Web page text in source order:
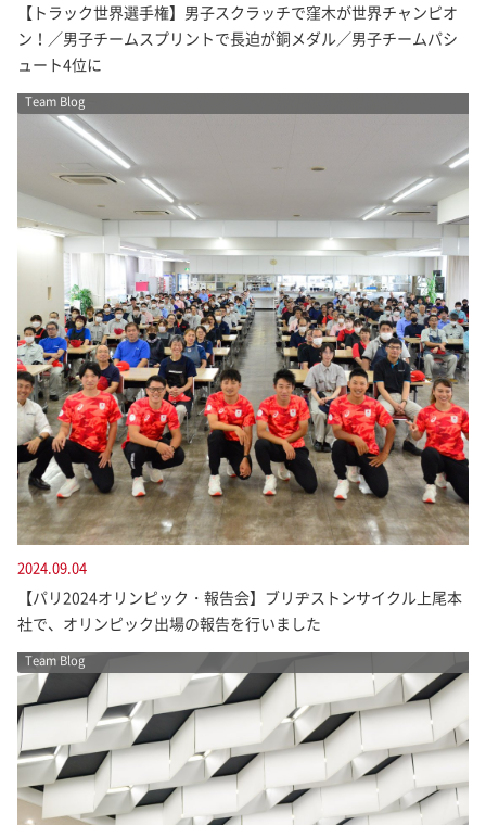
【トラック世界選手権】男子スクラッチで窪木が世界チャンピオ
ン！／男子チームスプリントで長迫が銅メダル／男子チームパシ
ュート4位に
Team Blog
2024.09.04
【パリ2024オリンピック・報告会】ブリヂストンサイクル上尾本
社で、オリンピック出場の報告を行いました
Team Blog